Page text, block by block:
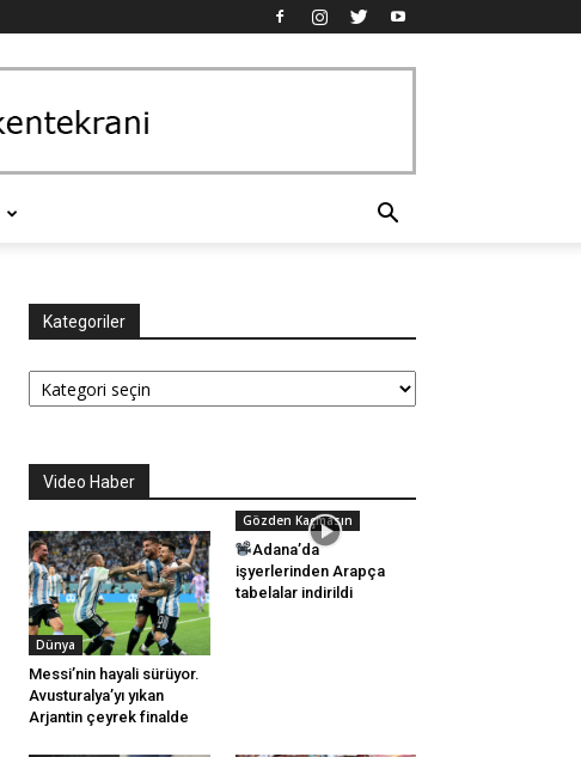
Kategoriler
Kategoriler
Video Haber
Dünya
Messi’nin hayali sürüyor.
Avusturalya’yı yıkan
Arjantin çeyrek finalde
Gözden Kaçmasın
Adana’da
işyerlerinden Arapça
tabelalar indirildi